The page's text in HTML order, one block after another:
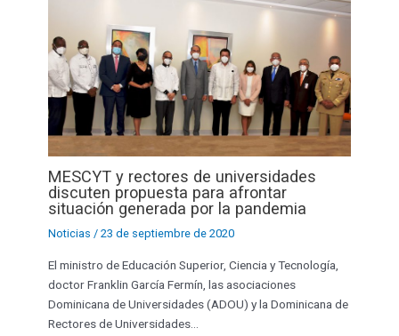
MESCYT y rectores de universidades
discuten propuesta para afrontar
situación generada por la pandemia
Noticias /23 de septiembre de 2020
El ministro de Educación Superior, Ciencia y Tecnología,
doctor Franklin García Fermín, las asociaciones
Dominicana de Universidades (ADOU) y la Dominicana de
Rectores de Universidades…